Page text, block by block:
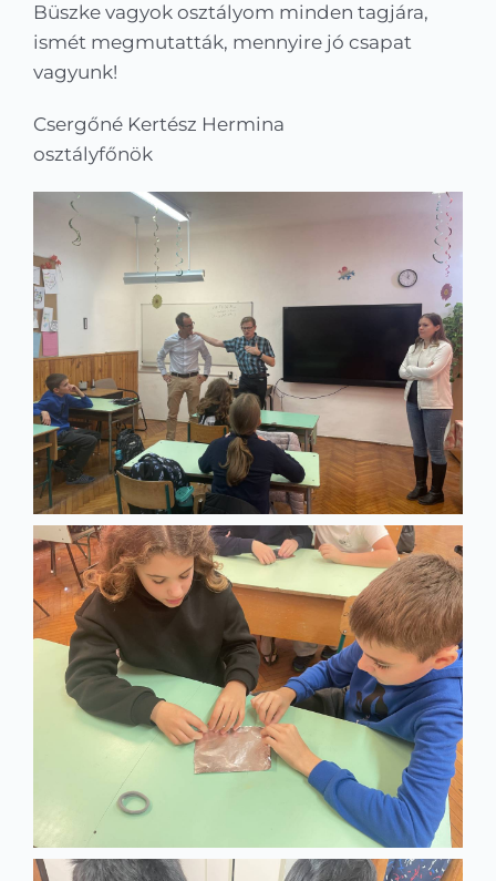
Büszke vagyok osztályom minden tagjára,
ismét megmutatták, mennyire jó csapat
vagyunk!
Csergőné Kertész Hermina
osztályfőnök